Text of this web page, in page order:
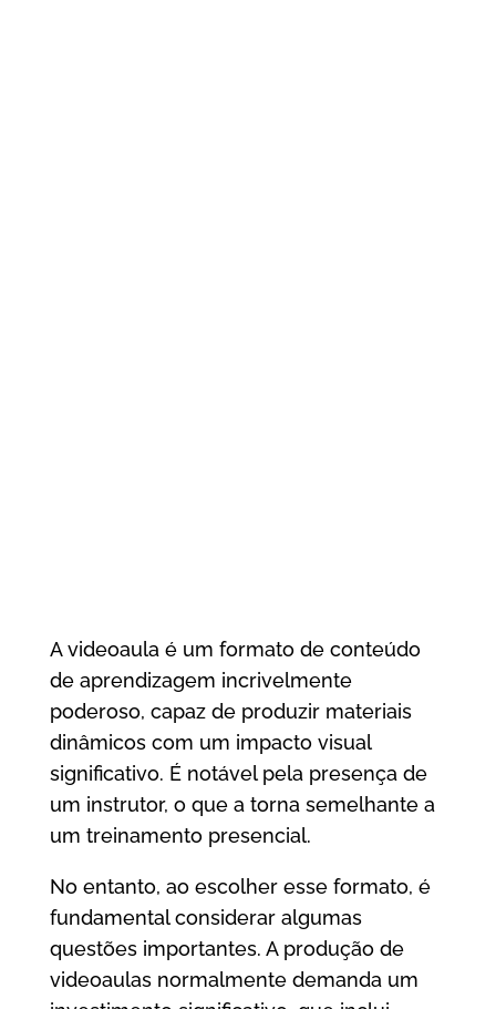
A videoaula é um formato de conteúdo
de aprendizagem incrivelmente
poderoso, capaz de produzir materiais
dinâmicos com um impacto visual
significativo. É notável pela presença de
um instrutor, o que a torna semelhante a
um treinamento presencial.
No entanto, ao escolher esse formato, é
fundamental considerar algumas
questões importantes. A produção de
videoaulas normalmente demanda um